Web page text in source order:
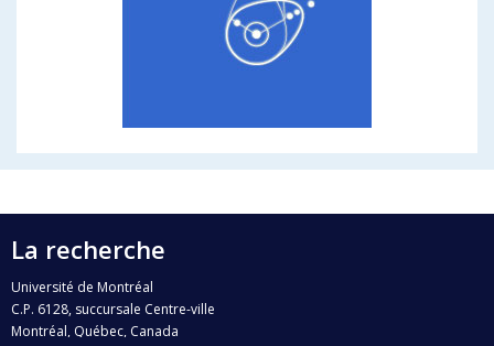
La recherche
Université de Montréal
C.P. 6128, succursale Centre-ville
Montréal, Québec, Canada